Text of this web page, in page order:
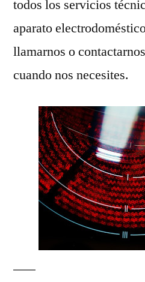
todos los servicios
aparato
llamarnos o
cuando nos necesites.